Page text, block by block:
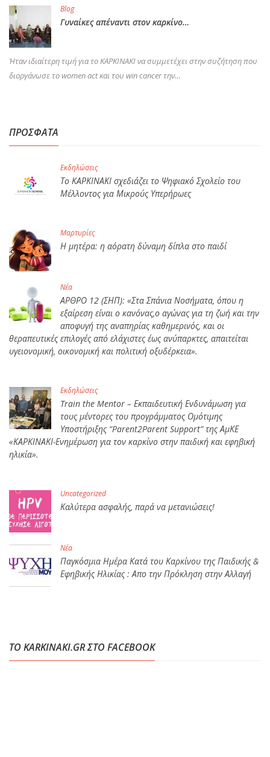
Blog
Γυναίκες απέναντι στον καρκίνο…
Ήταν ιδιαίτερη τιμή για το ΚΑΡΚΙΝΑΚΙ να συμμετέχει στην συζήτηση που
διοργάνωσε το women act και του win cancer την…
ΠΡΟΣΦΑΤΑ
Εκδηλώσεις
Το ΚΑΡΚΙΝΑΚΙ σχεδιάζει το Ψηφιακό Σχολείο του
Μέλλοντος για Μικρούς Υπερήρωες
Μαρτυρίες
Η μητέρα: η αόρατη δύναμη δίπλα στο παιδί
Νέα
ΑΡΘΡΟ 12 (ΣΗΠ): «Στα Σπάνια Νοσήματα, όπου η
εξαίρεση είναι ο κανόνας,ο αγώνας για τη ζωή και την
αποφυγή της αναπηρίας καθημερινός, και οι
θεραπευτικές επιλογές από ελάχιστες έως ανύπαρκτες, απαιτείται
υγειονομική, οικονομική και πολιτική οξυδέρκεια».
Εκδηλώσεις
Train the Mentor – Εκπαιδευτική Ενδυνάμωση για
τους μέντορες του προγράμματος Ομότιμης
Υποστήριξης “Parent2Parent Support” της ΑμΚΕ
«ΚΑΡΚΙΝΑΚΙ-Ενημέρωση για τον καρκίνο στην παιδική και εφηβική
ηλικία».
Uncategorized
Καλύτερα ασφαλής, παρά να μετανιώσεις!
Νέα
Παγκόσμια Ημέρα Κατά του Καρκίνου της Παιδικής &
Εφηβικής Ηλικίας : Απο την Πρόκληση στην Αλλαγή
ΤΟ KARKINAKI.GR ΣΤΟ FACEBOOK